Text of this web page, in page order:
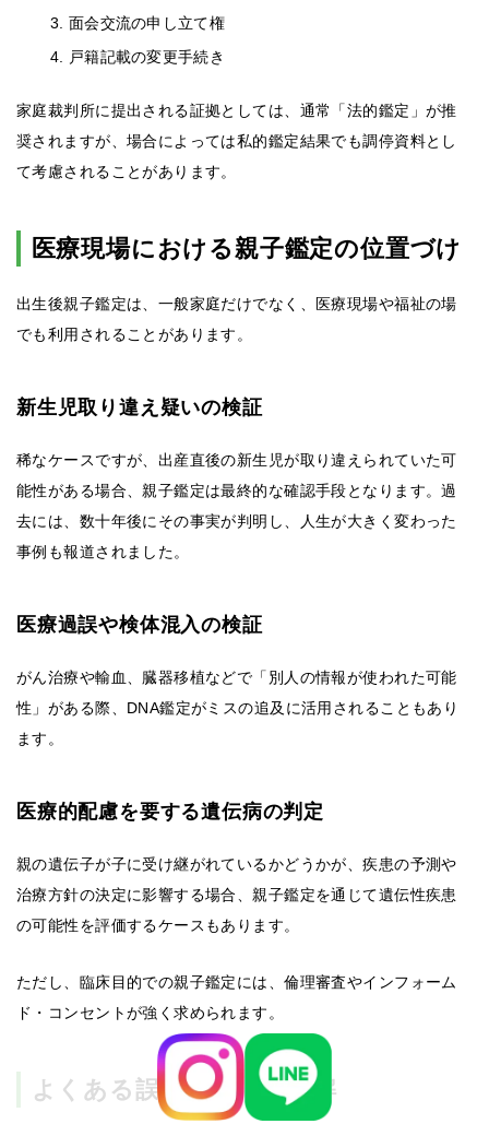
面会交流の申し立て権
戸籍記載の変更手続き
家庭裁判所に提出される証拠としては、通常「法的鑑定」が推
奨されますが、場合によっては私的鑑定結果でも調停資料とし
て考慮されることがあります。
医療現場における親子鑑定の位置づけ
出生後親子鑑定は、一般家庭だけでなく、医療現場や福祉の場
でも利用されることがあります。
新生児取り違え疑いの検証
稀なケースですが、出産直後の新生児が取り違えられていた可
能性がある場合、親子鑑定は最終的な確認手段となります。過
去には、数十年後にその事実が判明し、人生が大きく変わった
事例も報道されました。
医療過誤や検体混入の検証
がん治療や輸血、臓器移植などで「別人の情報が使われた可能
性」がある際、DNA鑑定がミスの追及に活用されることもあり
ます。
医療的配慮を要する遺伝病の判定
親の遺伝子が子に受け継がれているかどうかが、疾患の予測や
治療方針の決定に影響する場合、親子鑑定を通じて遺伝性疾患
の可能性を評価するケースもあります。
ただし、臨床目的での親子鑑定には、倫理審査やインフォーム
ド・コンセントが強く求められます。
よくある誤解と正しい理解